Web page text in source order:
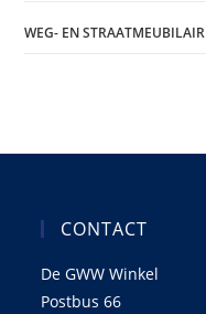
WEG- EN STRAATMEUBILAIR
CONTACT
De GWW Winkel
Postbus 66